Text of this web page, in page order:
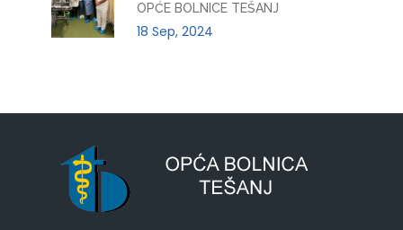
OPĆE BOLNICE TEŠANJ
18 Sep, 2024